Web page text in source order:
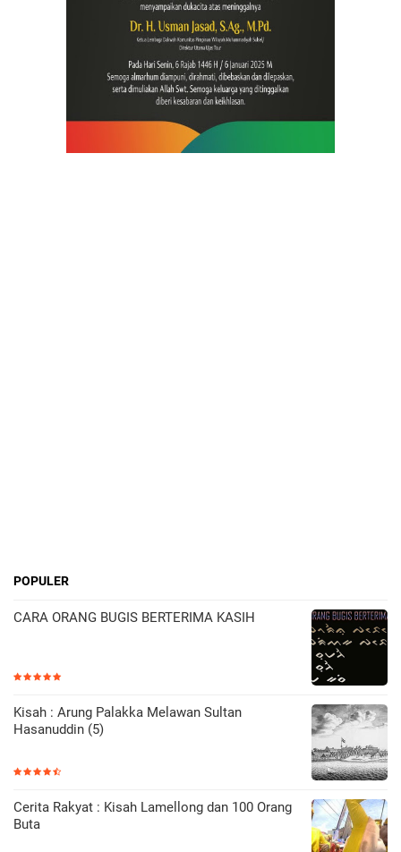
POPULER
CARA ORANG BUGIS BERTERIMA KASIH
Kisah : Arung Palakka Melawan Sultan
Hasanuddin (5)
Cerita Rakyat : Kisah Lamellong dan 100 Orang
Buta